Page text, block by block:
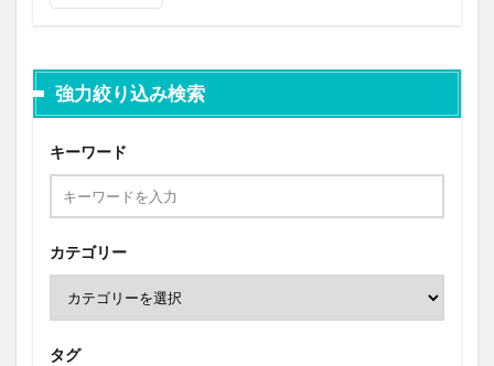
強力絞り込み検索
キーワード
カテゴリー
タグ